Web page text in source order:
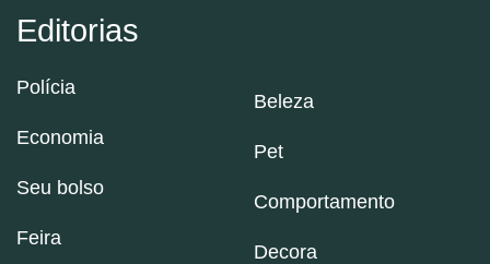
Editorias
Polícia
Economia
Seu bolso
Feira
Beleza
Pet
Comportamento
Decora